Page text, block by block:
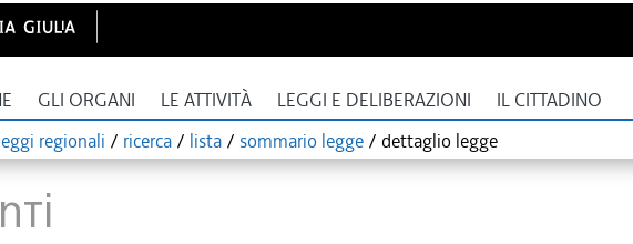
GLI ORGANI LE ATTIVITÀ LEGGI E DELIBERAZIONI IL CITTADINO
regionali / ricerca / lista / sommario legge / dettaglio legge